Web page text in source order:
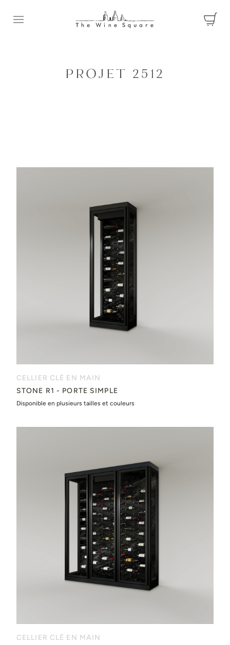
Ouvrir le menu
PROJET 2512
CELLIER CLÉ EN MAIN
STONE R1 - PORTE SIMPLE
Disponible en plusieurs tailles et couleurs
CELLIER CLÉ EN MAIN